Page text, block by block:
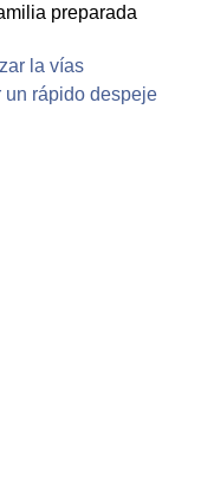
preparada
la vías
un rápido despeje